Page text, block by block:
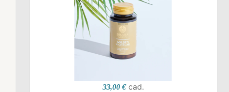
33,00 € cad.